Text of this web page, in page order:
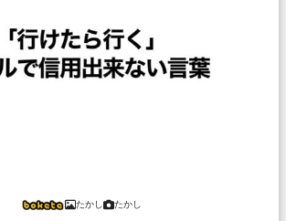
たかし たかし